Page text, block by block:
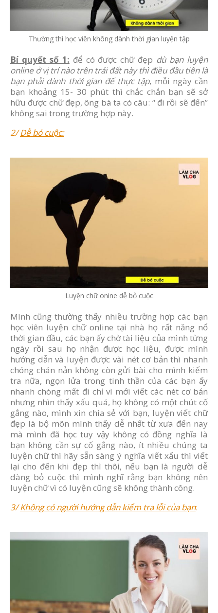
Thường thì học viên không dành thời gian luyện tập
Bí quyết số 1: để có được chữ đẹp dù bạn luyện
online ở vị trí nào trên trái đất này thì điều đầu tiên là
bạn phải dành thời gian để thực tập, mỗi ngày cần
bạn khoảng 15- 30 phút thì chắc chắn bạn sẽ sở
hữu được chữ đẹp, ông bà ta có câu: “ đi rồi sẽ đến”
không sai trong trường hợp này.
2/Dễ bỏ cuộc:
Luyện chữ onine dễ bỏ cuộc
Mình cũng thường thấy nhiều trường hợp các bạn
học viên luyện chữ online tại nhà họ rất năng nổ
thời gian đầu, các bạn ấy chờ tài liệu của mình từng
ngày rồi sau họ nhận được học liệu, được mình
hướng dẫn và luyện được vài nét cơ bản thì nhanh
chóng chán nản không còn gửi bài cho mình kiểm
tra nữa, ngọn lửa trong tinh thần của các bạn ấy
nhanh chóng mất đi chỉ vì mới viết các nét cơ bản
nhưng nhìn thấy xấu quá, họ không có một chút cố
gắng nào, mình xin chia sẻ với bạn, luyện viết chữ
đẹp là bộ môn mình thấy dễ nhất từ xưa đến nay
mà mình đã học tuy vậy không có đồng nghĩa là
bạn không cần sự cố gắng nào, ít nhiều chúng ta
luyện chữ thì hãy sẵn sàng ý nghĩa viết xấu thì viết
lại cho đến khi đẹp thì thôi, nếu bạn là người dễ
dàng bỏ cuộc thì mình nghĩ rằng bạn không nên
luyện chữ vì có luyện cũng sẽ không thành công.
3/Không có người hướng dẫn kiểm tra lỗi của bạn: